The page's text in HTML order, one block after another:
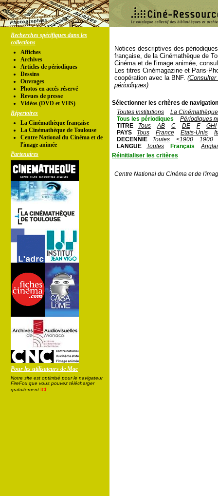
Recherches spécifiques dans les
collections
Affiches
Archives
Articles de périodiques
Dessins
Ouvrages
Photos en accés réservé
Revues de presse
Vidéos (DVD et VHS)
Répertoires
La Cinémathèque française
La Cinémathèque de Toulouse
Centre National du Cinéma et de
l'image animée
Partenaires
Pour les utilisateurs de Mac
Notre site est optimisé pour le navigateur
FireFox que vous pouvez télécharger
gratuitement ici
Notices descriptives des
française, de la Cinémathèque de
Cinéma et de l'image animée,
Les titres Cinémagazine et Paris-
coopération avec la BNF.
périodiques)
Sélectionner les critères de
Toutes institutions
La
Tous les périodiques
Périodiques
TITRE
Tous AB C DE F
GHI
PAYS
Tous France Etats-Unis
DECENNIE
Toutes <1900
1900
LANGUE
Toutes Français
Réinitialiser les critères
Centre National du Cinéma et de